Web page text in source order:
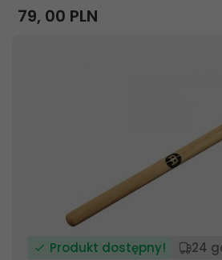
79, 00 PLN
Produkt dostępny! 24